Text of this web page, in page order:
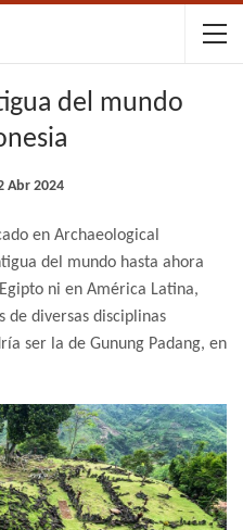
del mundo
Abr 2024
en Archaeological
del mundo hasta ahora
ni en América Latina,
de diversas disciplinas
ser la de Gunung Padang, en